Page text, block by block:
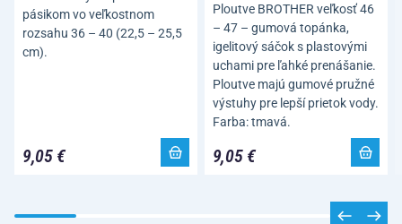
pásikom vo veľkostnom
rozsahu 36 – 40 (22,5 – 25,5
cm).
9,05 €
Ploutve BROTHER veľkosť 46
– 47 – gumová topánka,
igelitový sáčok s plastovými
uchami pre ľahké prenášanie.
Ploutve majú gumové pružné
výstuhy pre lepší prietok vody.
Farba: tmavá.
9,05 €